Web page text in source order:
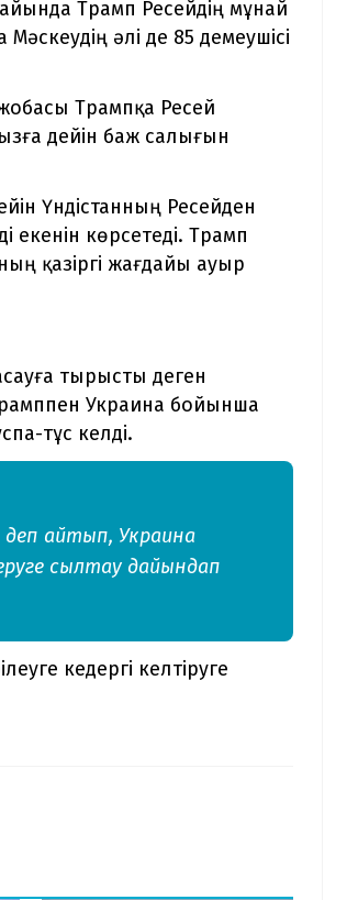
Трамп Ресейдің мұнай
әлі де 85 демеушісі
Трампқа Ресей
дейін баж салығын
Үндістанның Ресейден
екенін көрсетеді. Трамп
қазіргі жағдайы ауыр
тырысты деген
Украина бойынша
тұс келді.
деп айтып, Украина
сылтау дайындап
кедергі келтіруге